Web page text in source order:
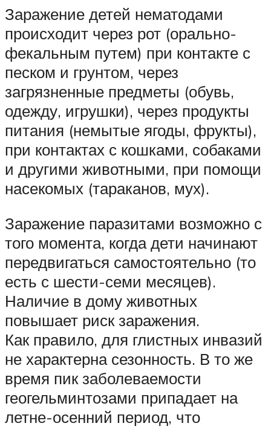
Заражение детей нематодами
происходит через рот (орально-
фекальным путем) при контакте с
песком и грунтом, через
загрязненные предметы (обувь,
одежду, игрушки), через продукты
питания (немытые ягоды, фрукты),
при контактах с кошками, собаками
и другими животными, при помощи
насекомых (тараканов, мух).
Заражение паразитами возможно с
того момента, когда дети начинают
передвигаться самостоятельно (то
есть с шести-семи месяцев).
Наличие в дому животных
повышает риск заражения.
Как правило, для глистных инвазий
не характерна сезонность. В то же
время пик заболеваемости
геогельминтозами припадает на
летне-осенний период, что